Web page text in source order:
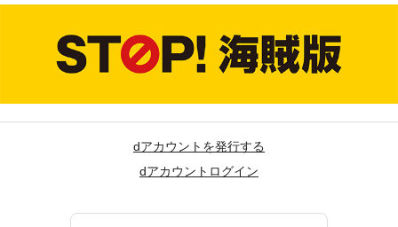
dアカウントを発行する
dアカウントログイン